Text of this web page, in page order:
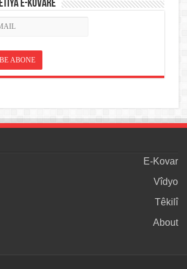
E-KOVARÊ
E-Kovar
Vîdyo
Têkilî
About